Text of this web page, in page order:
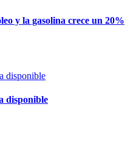
y la gasolina crece un 20%
disponible